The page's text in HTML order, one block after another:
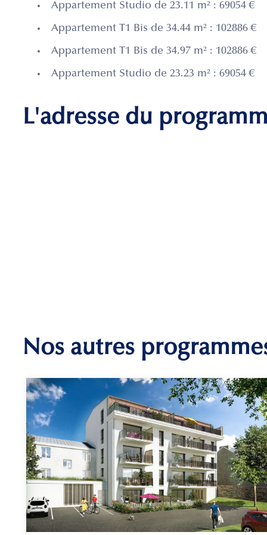
Appartement Studio de 23.11 m² : 69054 €
Appartement T1 Bis de 34.44 m² : 102886 €
Appartement T1 Bis de 34.97 m² : 102886 €
Appartement Studio de 23.23 m² : 69054 €
L'adresse du
Nos autres